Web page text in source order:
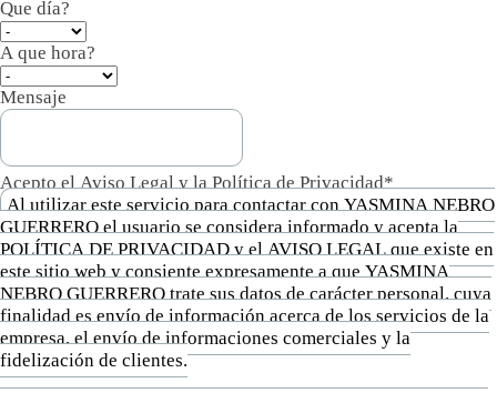
Que día?
A que hora?
Mensaje
Acepto el Aviso Legal y la Política de Privacidad*
Al utilizar este servicio para contactar con YASMINA NEBRO
GUERRERO el usuario se considera informado y acepta la
POLÍTICA DE PRIVACIDAD y el AVISO LEGAL que existe en
este sitio web y consiente expresamente a que YASMINA
NEBRO GUERRERO trate sus datos de carácter personal, cuya
finalidad es envío de información acerca de los servicios de la
empresa, el envío de informaciones comerciales y la
fidelización de clientes.